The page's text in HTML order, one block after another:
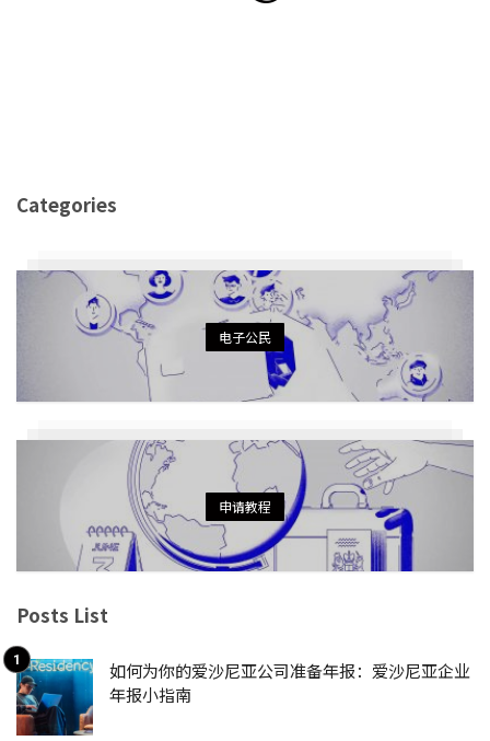
Categories
电子公民
申请教程
Posts List
如何为你的爱沙尼亚公司准备年报：爱沙尼亚企业
年报小指南